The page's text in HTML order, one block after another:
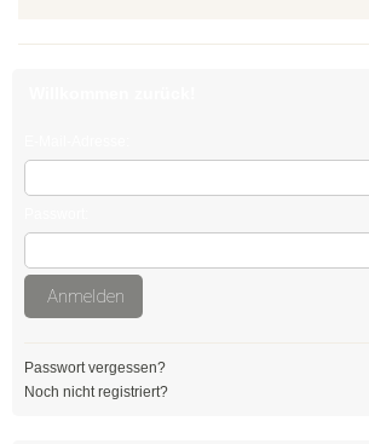
schwarz
außenverzahnt
Anmelden
Passwort vergessen?
Noch nicht registriert?